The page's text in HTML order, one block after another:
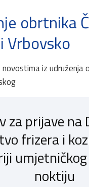
obrtnika
Vrbovsko
iz udruženja
za prijave na
frizera i
noktiju